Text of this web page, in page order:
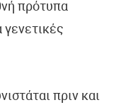
πρότυπα
γενετικές
πριν και